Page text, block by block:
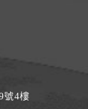
號4樓